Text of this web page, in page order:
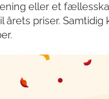
eller et
årets priser.